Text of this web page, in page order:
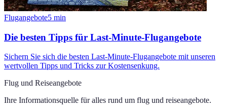
Flugangebote5 min
Die besten Tipps für Last-Minute-Flugangebote
Sichern Sie sich die besten Last-Minute-Flugangebote mit unseren
wertvollen Tipps und Tricks zur Kostensenkung.
Flug und Reiseangebote
Ihre Informationsquelle für alles rund um flug und reiseangebote.